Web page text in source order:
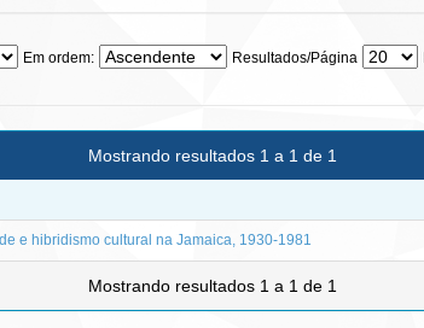
Em ordem: Resultados/Página
Mostrando resultados 1 a 1 de 1
e hibridismo cultural na Jamaica, 1930-1981
Mostrando resultados 1 a 1 de 1